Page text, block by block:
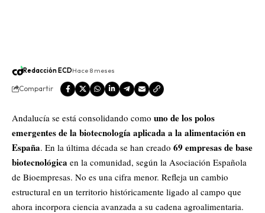
Redacción ECDHace 8 meses
Compartir
Andalucía se está consolidando como uno de los polos
emergentes de la biotecnología aplicada a la alimentación en
España. En la última década se han creado 69 empresas de base
biotecnológica en la comunidad, según la Asociación Española
de Bioempresas. No es una cifra menor. Refleja un cambio
estructural en un territorio históricamente ligado al campo que
ahora incorpora ciencia avanzada a su cadena agroalimentaria.